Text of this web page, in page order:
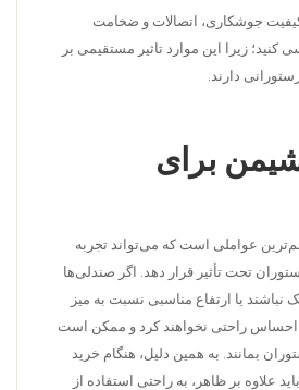
جوشکاری، اتصالات و ضخامت
کنید؛ زیرا این موارد تاثیر مستقیمی بر
دارند.
برای
عواملی است که می‌تواند تجربه
تحت تأثیر قرار دهد. اگر صندلی‌ها
نباشند یا ارتفاع مناسبی نسبت به میز
احساس راحتی نخواهند کرد و ممکن است
بمانند. به همین دلیل، هنگام خرید
باید علاوه بر ظاهر، به راحتی استفاده از